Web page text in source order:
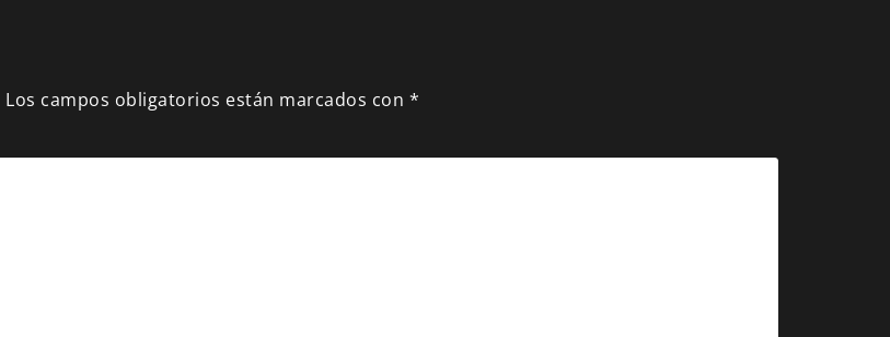
Los campos obligatorios están marcados con *